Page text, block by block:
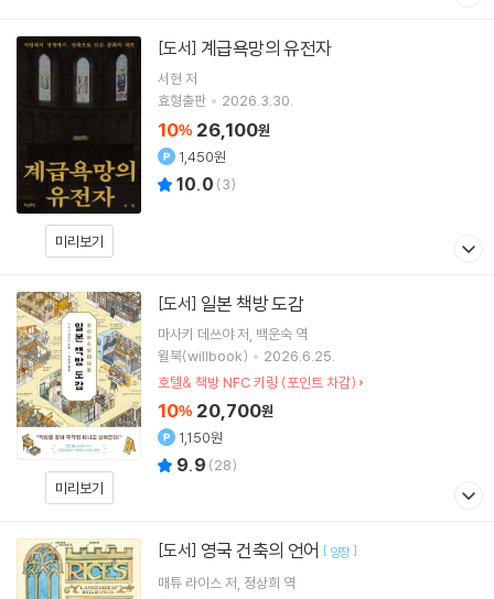
미리보기
[도서] 계급욕망의 유전자
서현 저
효형출판
2026.3.30.
10% 26,100원
1,450원
10.0 (3)
미리보기
[도서] 일본 책방 도감
마사키 데쓰야저 백운숙 역
윌북(willbook)
2026.6.25.
호텔& 책방 NFC 키링 (포인트 차감)
10% 20,700원
1,150원
9.9 (28)
[도서] 영국 건축의 언어 [ 양장]
매튜 라이스저 정상희 역